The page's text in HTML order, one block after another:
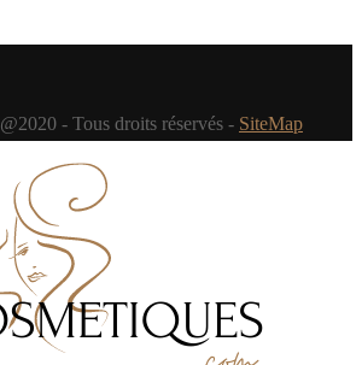
@2020 - Tous droits réservés - SiteMap